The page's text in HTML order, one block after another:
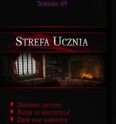
Testrale: 69
Strefa Ucznia
Dzienniki lekcyjne
Napisz do nauczyciela!
Zbiór prac domowych